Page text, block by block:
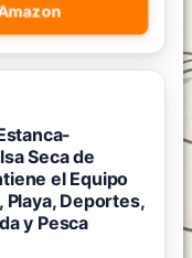
Seca de
el Equipo
Playa, Deportes,
y Pesca